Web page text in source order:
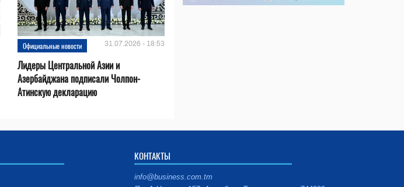
Официальные новости 31.07.2026 - 18:53
Лидеры Центральной Азии и
Азербайджана подписали Чолпон-
Атинскую декларацию
КОНТАКТЫ
info@business.com.tm